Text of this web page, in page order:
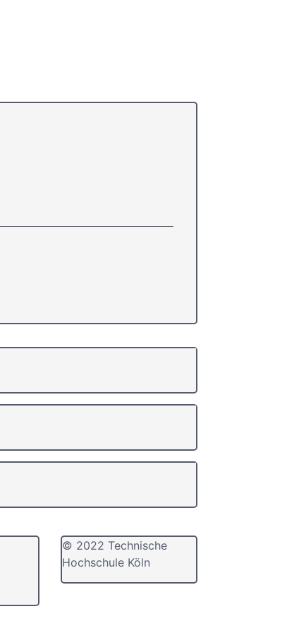
© 2022 Technische
Hochschule Köln